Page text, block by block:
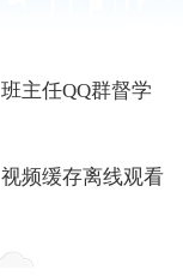
班主任QQ群督学
视频缓存离线观看